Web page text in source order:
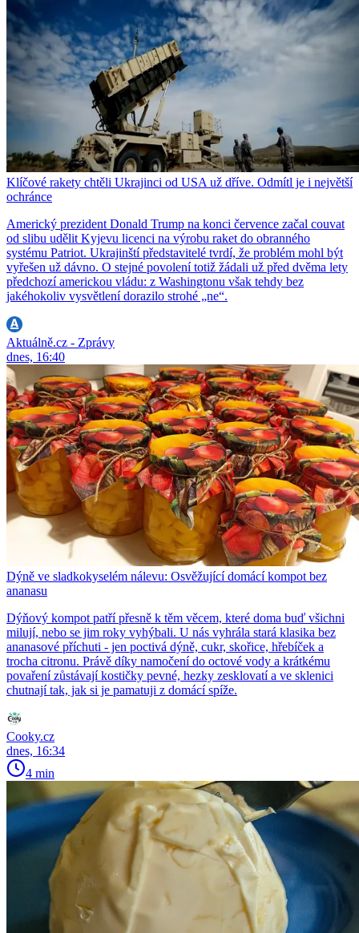
Klíčové rakety chtěli Ukrajinci od USA už dříve. Odmítl je i největší
ochránce
Americký prezident Donald Trump na konci července začal couvat
od slibu udělit Kyjevu licenci na výrobu raket do obranného
systému Patriot. Ukrajinští představitelé tvrdí, že problém mohl být
vyřešen už dávno. O stejné povolení totiž žádali už před dvěma lety
předchozí americkou vládu: z Washingtonu však tehdy bez
jakéhokoliv vysvětlení dorazilo strohé „ne“.
Aktuálně.cz - Zprávy
dnes, 16:40
Dýně ve sladkokyselém nálevu: Osvěžující domácí kompot bez
ananasu
Dýňový kompot patří přesně k těm věcem, které doma buď všichni
milují, nebo se jim roky vyhýbali. U nás vyhrála stará klasika bez
ananasové příchuti - jen poctivá dýně, cukr, skořice, hřebíček a
trocha citronu. Právě díky namočení do octové vody a krátkému
povaření zůstávají kostičky pevné, hezky zesklovatí a ve sklenici
chutnají tak, jak si je pamatuji z domácí spíže.
Cooky.cz
dnes, 16:34
4 min